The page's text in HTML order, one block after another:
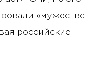
«мужество
российские